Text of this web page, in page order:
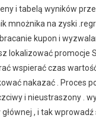
i tabelą wyników
mnożnika na zyski
kupon i
lokalizować promocje
wspierać czas
nakazać . Proces
i nieustraszony .
, i tak